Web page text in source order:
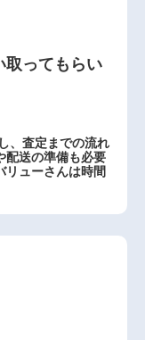
取ってもらい
、査定までの流れ
配送の準備も必要
リューさんは時間